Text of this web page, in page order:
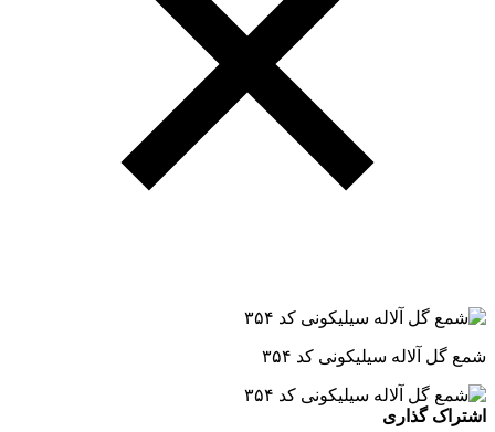
شمع گل آلاله سیلیکونی کد ۳۵۴
اشتراک گذاری